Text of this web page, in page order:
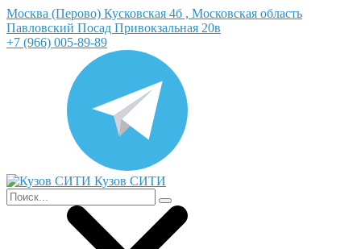
Москва (Перово) Кусковская 4б , Московская область
Павловский Посад Привокзальная 20в
+7 (966) 005-89-89
Кузов СИТИ